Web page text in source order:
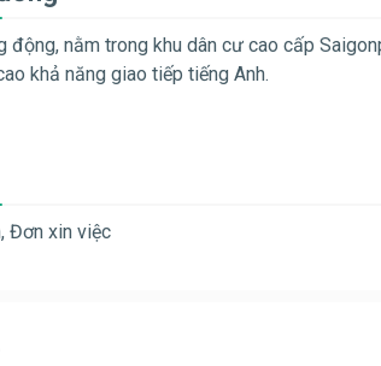
động, nằm trong khu dân cư cao cấp
khả năng giao tiếp tiếng Anh.
Đơn xin việc